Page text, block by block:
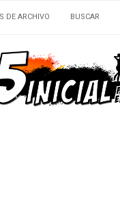
DE ARCHIVO BUSCAR